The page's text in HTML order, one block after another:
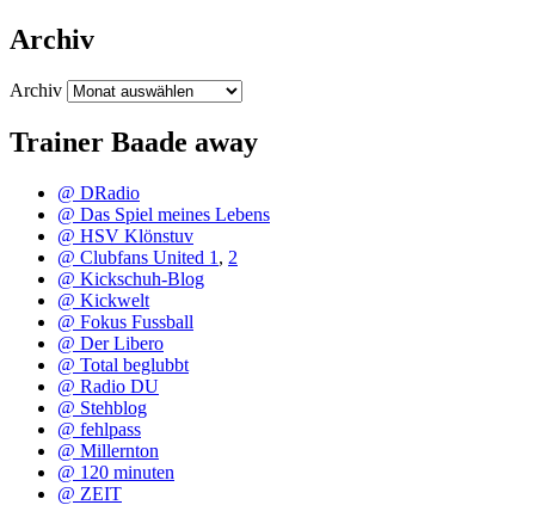
Archiv
Archiv
Trainer Baade away
@ DRadio
@ Das Spiel meines Lebens
@ HSV Klönstuv
@ Clubfans United 1 , 2
@ Kickschuh-Blog
@ Kickwelt
@ Fokus Fussball
@ Der Libero
@ Total beglubbt
@ Radio DU
@ Stehblog
@ fehlpass
@ Millernton
@ 120 minuten
@ ZEIT